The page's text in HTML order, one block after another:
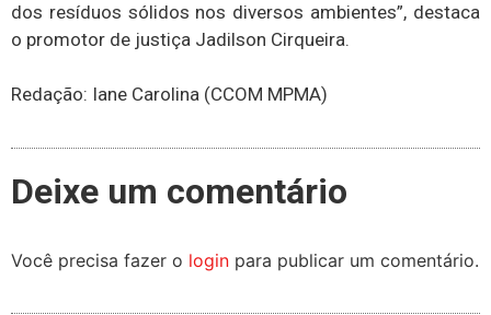
dos resíduos sólidos nos diversos ambientes”, destaca
o promotor de justiça Jadilson Cirqueira.
Redação: Iane Carolina (CCOM MPMA)
Deixe um comentário
Você precisa fazer o login para publicar um comentário.